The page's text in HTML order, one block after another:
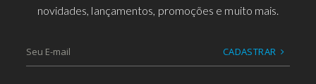
novidades, lançamentos, promoções e muito mais.
CADASTRAR